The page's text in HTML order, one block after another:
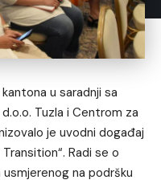
u saradnji sa
Tuzla i Centrom za
je uvodni događaj
Radi se o
na podršku